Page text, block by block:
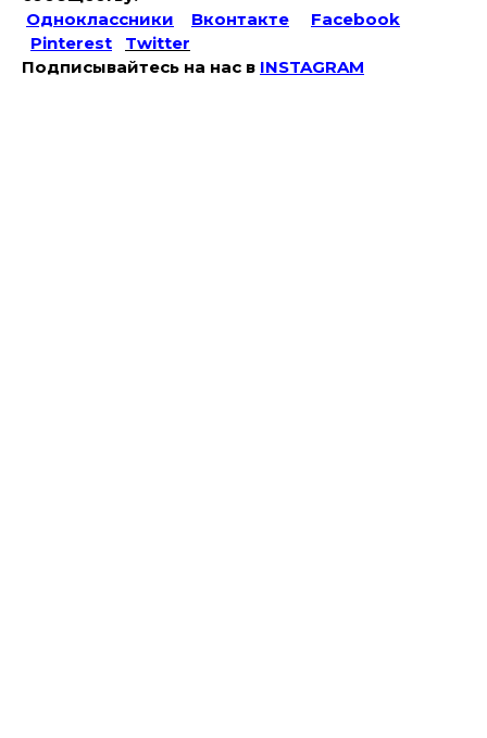
Одноклассники
Вконтакте
Facebook
Pinterest
Twitter
Подписывайтесь на наc в INSTAGRAM